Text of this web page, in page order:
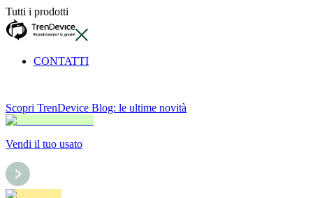
Tutti i prodotti
CONTATTI
Scopri TrenDevice Blog: le ultime novità
Vendi il tuo usato